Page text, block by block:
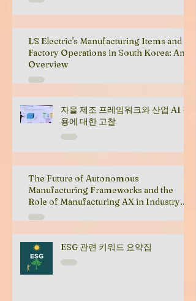
LS Electric's Manufacturing Items and
Factory Operations in South Korea: An
Overview
자율 제조 프레임워크와 산업 AI 적
용에 대한 고찰
The Future of Autonomous
Manufacturing Frameworks and the
Role of Manufacturing AX in Industry
Transformation
ESG 관련 키워드 요약집